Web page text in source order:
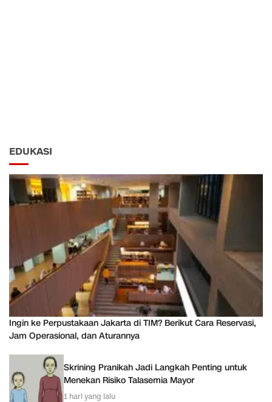
EDUKASI
Ingin ke Perpustakaan Jakarta di TIM? Berikut Cara Reservasi,
Jam Operasional, dan Aturannya
Skrining Pranikah Jadi Langkah Penting untuk
Menekan Risiko Talasemia Mayor
1 hari yang lalu